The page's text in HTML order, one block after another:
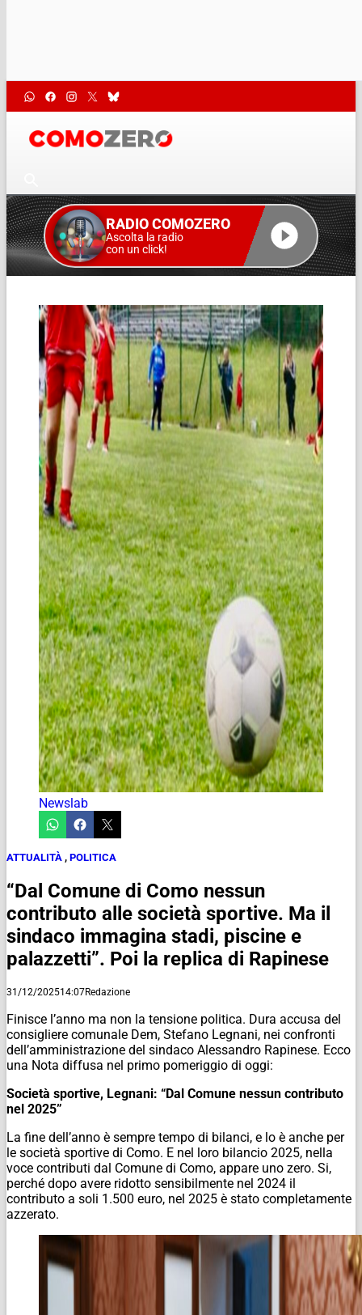
RADIO COMOZERO
Ascolta la radio
con un click!
Newslab
ATTUALITÀ , POLITICA
“Dal Comune di Como nessun
contributo alle società sportive. Ma il
sindaco immagina stadi, piscine e
palazzetti”. Poi la replica di Rapinese
31/12/202514:07Redazione
Finisce l’anno ma non la tensione politica. Dura accusa del
consigliere comunale Dem, Stefano Legnani, nei confronti
dell’amministrazione del sindaco Alessandro Rapinese. Ecco
una Nota diffusa nel primo pomeriggio di oggi:
Società sportive, Legnani: “Dal Comune nessun contributo
nel 2025”
La fine dell’anno è sempre tempo di bilanci, e lo è anche per
le società sportive di Como. E nel loro bilancio 2025, nella
voce contributi dal Comune di Como, appare uno zero. Si,
perché dopo avere ridotto sensibilmente nel 2024 il
contributo a soli 1.500 euro, nel 2025 è stato completamente
azzerato.